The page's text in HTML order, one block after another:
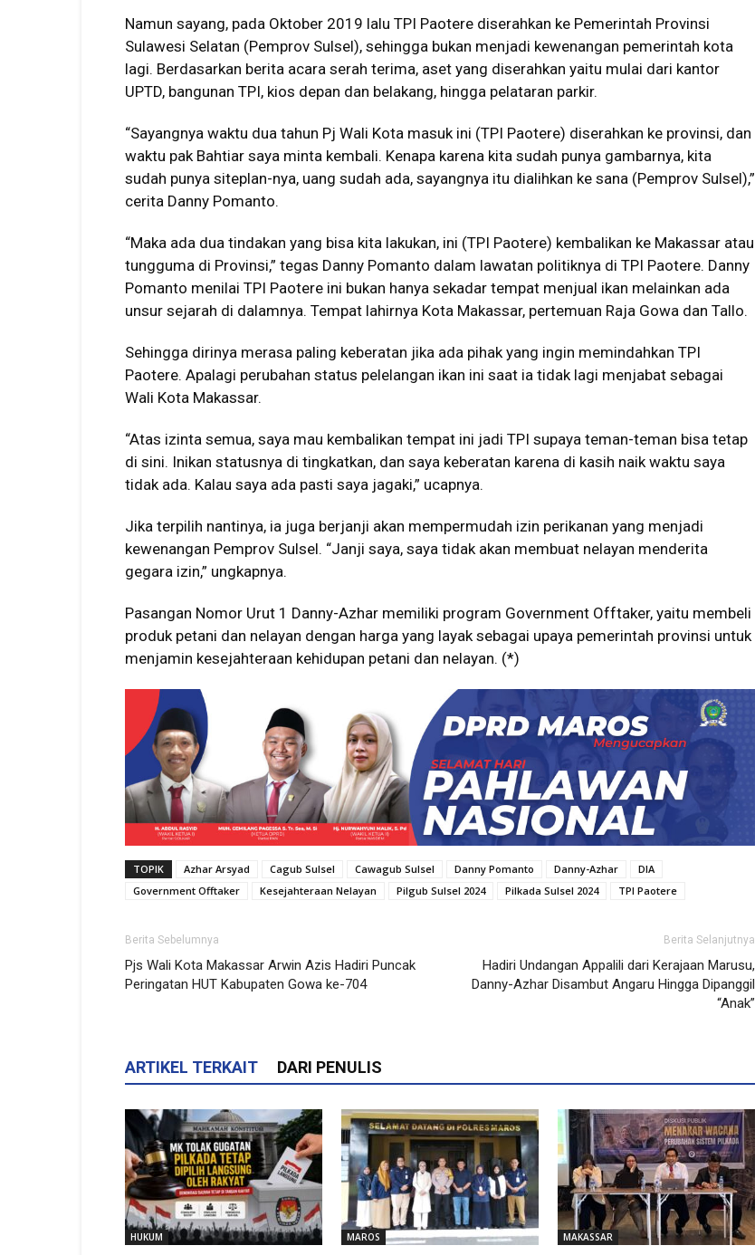
Namun sayang, pada Oktober 2019 lalu TPI Paotere diserahkan ke Pemerintah Provinsi
Sulawesi Selatan (Pemprov Sulsel), sehingga bukan menjadi kewenangan pemerintah kota
lagi. Berdasarkan berita acara serah terima, aset yang diserahkan yaitu mulai dari kantor
UPTD, bangunan TPI, kios depan dan belakang, hingga pelataran parkir.
“Sayangnya waktu dua tahun Pj Wali Kota masuk ini (TPI Paotere) diserahkan ke provinsi, dan
waktu pak Bahtiar saya minta kembali. Kenapa karena kita sudah punya gambarnya, kita
sudah punya siteplan-nya, uang sudah ada, sayangnya itu dialihkan ke sana (Pemprov Sulsel),”
cerita Danny Pomanto.
“Maka ada dua tindakan yang bisa kita lakukan, ini (TPI Paotere) kembalikan ke Makassar atau
tungguma di Provinsi,” tegas Danny Pomanto dalam lawatan politiknya di TPI Paotere. Danny
Pomanto menilai TPI Paotere ini bukan hanya sekadar tempat menjual ikan melainkan ada
unsur sejarah di dalamnya. Tempat lahirnya Kota Makassar, pertemuan Raja Gowa dan Tallo.
Sehingga dirinya merasa paling keberatan jika ada pihak yang ingin memindahkan TPI
Paotere. Apalagi perubahan status pelelangan ikan ini saat ia tidak lagi menjabat sebagai
Wali Kota Makassar.
“Atas izinta semua, saya mau kembalikan tempat ini jadi TPI supaya teman-teman bisa tetap
di sini. Inikan statusnya di tingkatkan, dan saya keberatan karena di kasih naik waktu saya
tidak ada. Kalau saya ada pasti saya jagaki,” ucapnya.
Jika terpilih nantinya, ia juga berjanji akan mempermudah izin perikanan yang menjadi
kewenangan Pemprov Sulsel. “Janji saya, saya tidak akan membuat nelayan menderita
gegara izin,” ungkapnya.
Pasangan Nomor Urut 1 Danny-Azhar memiliki program Government Offtaker, yaitu membeli
produk petani dan nelayan dengan harga yang layak sebagai upaya pemerintah provinsi untuk
menjamin kesejahteraan kehidupan petani dan nelayan. (*)
TOPIK Azhar Arsyad Cagub Sulsel Cawagub Sulsel Danny Pomanto Danny-Azhar
DIA
Government Offtaker
Kesejahteraan Nelayan Pilgub Sulsel 2024 Pilkada Sulsel 2024 TPI Paotere
Berita Sebelumnya
Pjs Wali Kota Makassar Arwin Azis Hadiri Puncak
Peringatan HUT Kabupaten Gowa ke-704
Berita Selanjutnya
Hadiri Undangan Appalili dari Kerajaan Marusu,
Danny-Azhar Disambut Angaru Hingga Dipanggil
“Anak”
ARTIKEL TERKAIT DARI PENULIS
HUKUM MAROS MAKASSAR